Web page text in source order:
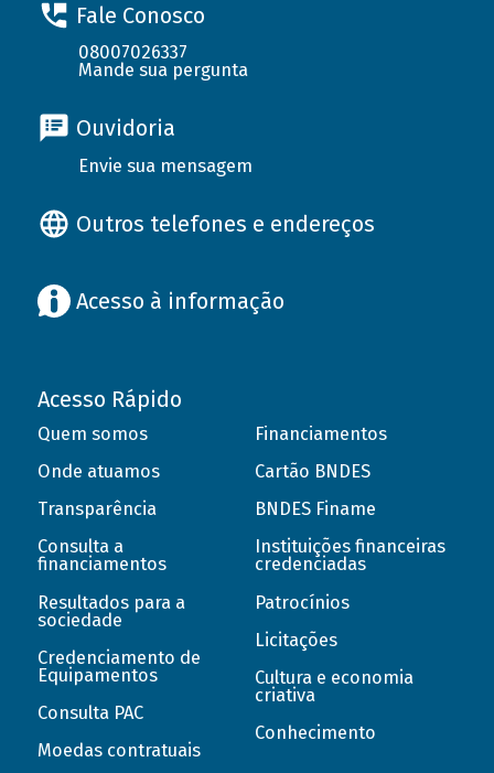
Fale Conosco
08007026337
Mande sua pergunta
Ouvidoria
Envie sua mensagem
Outros telefones e endereços
Acesso à informação
Acesso Rápido
Quem somos
Onde atuamos
Transparência
Consulta a
financiamentos
Resultados para a
sociedade
Credenciamento de
Equipamentos
Consulta PAC
Moedas contratuais
Financiamentos
Cartão BNDES
BNDES Finame
Instituições financeiras
credenciadas
Patrocínios
Licitações
Cultura e economia
criativa
Conhecimento